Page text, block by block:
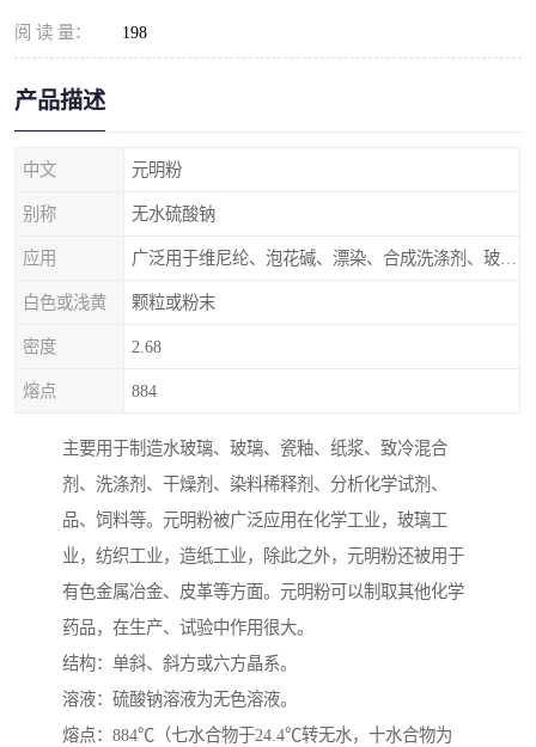
阅 读 量： 198
产品描述
中文 元明粉
别称 无水硫酸钠
应用
白色或浅黄 颗粒或粉末
密度 2.68
熔点 884
主要用于制造水玻璃、玻璃、瓷釉、纸浆、致冷混合
剂、洗涤剂、干燥剂、染料稀释剂、分析化学试剂、
品、饲料等。元明粉被广泛应用在化学工业，玻璃工
业，纺织工业，造纸工业，除此之外，元明粉还被用于
有色金属冶金、皮革等方面。元明粉可以制取其他化学
药品，在生产、试验中作用很大。
结构：单斜、斜方或六方晶系。
溶液：硫酸钠溶液为无色溶液。
熔点：884℃（七水合物于24.4℃转无水，十水合物为